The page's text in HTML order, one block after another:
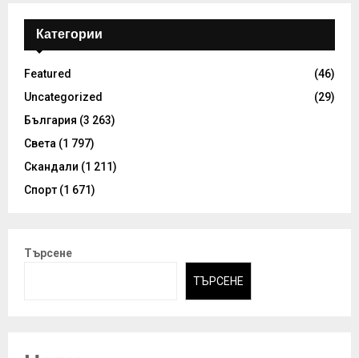
Категории
Featured
(46)
Uncategorized
(29)
България (3 263)
Света (1 797)
Скандали (1 211)
Спорт (1 671)
Търсене
ТЪРСЕНЕ